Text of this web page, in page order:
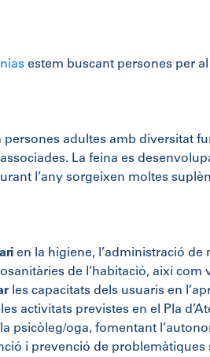
estem buscant persones per
adultes amb diversitat
La feina es
l’any sorgeixen moltes
en la higiene, l’administració de
de l’habitació, així com
les capacitats dels usuaris en
les activitats previstes en el Pla
psicòleg/oga, fomentant
i prevenció de